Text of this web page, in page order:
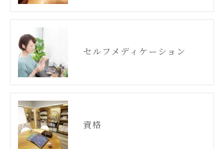
セルフメディケーション
資格